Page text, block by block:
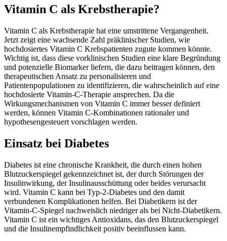
Vitamin C als Krebstherapie?
Vitamin C als Krebstherapie hat eine umstrittene Vergangenheit.
Jetzt zeigt eine wachsende Zahl präklinischer Studien, wie
hochdosiertes Vitamin C Krebspatienten zugute kommen könnte.
Wichtig ist, dass diese vorklinischen Studien eine klare Begründung
und potenzielle Biomarker liefern, die dazu beitragen können, den
therapeutischen Ansatz zu personalisieren und
Patientenpopulationen zu identifizieren, die wahrscheinlich auf eine
hochdosierte Vitamin-C-Therapie ansprechen. Da die
Wirkungsmechanismen von Vitamin C immer besser definiert
werden, können Vitamin C-Kombinationen rationaler und
hypothesengesteuert vorschlagen werden.
Einsatz bei Diabetes
Diabetes ist eine chronische Krankheit, die durch einen hohen
Blutzuckerspiegel gekennzeichnet ist, der durch Störungen der
Insulinwirkung, der Insulinausschüttung oder beides verursacht
wird. Vitamin C kann bei Typ-2-Diabetes und den damit
verbundenen Komplikationen helfen. Bei Diabetikern ist der
Vitamin-C-Spiegel nachweislich niedriger als bei Nicht-Diabetikern.
Vitamin C ist ein wichtiges Antioxidans, das den Blutzuckerspiegel
und die Insulinempfindlichkeit positiv beeinflussen kann.